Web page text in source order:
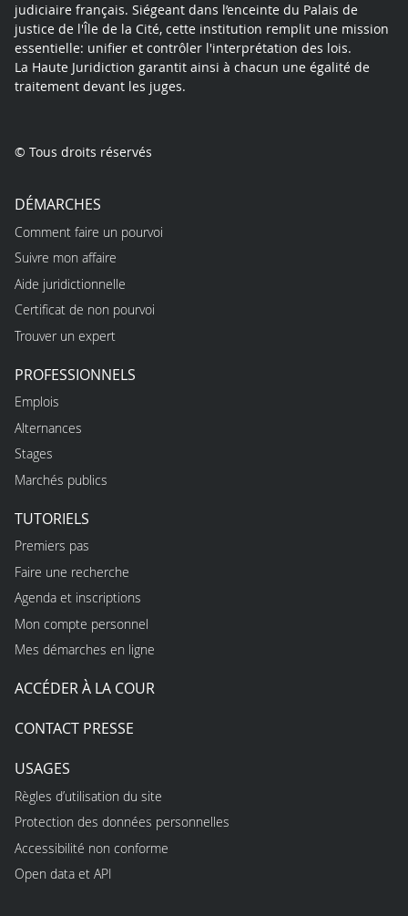
judiciaire français. Siégeant dans l’enceinte du Palais de
justice de l'Île de la Cité, cette institution remplit une mission
essentielle: unifier et contrôler l'interprétation des lois.
La Haute Juridiction garantit ainsi à chacun une égalité de
traitement devant les juges.
© Tous droits réservés
DÉMARCHES
Comment faire un pourvoi
Suivre mon affaire
Aide juridictionnelle
Certificat de non pourvoi
Trouver un expert
PROFESSIONNELS
Emplois
Alternances
Stages
Marchés publics
TUTORIELS
Premiers pas
Faire une recherche
Agenda et inscriptions
Mon compte personnel
Mes démarches en ligne
ACCÉDER À LA COUR
CONTACT PRESSE
USAGES
Règles d’utilisation du site
Protection des données personnelles
Accessibilité non conforme
Open data et API